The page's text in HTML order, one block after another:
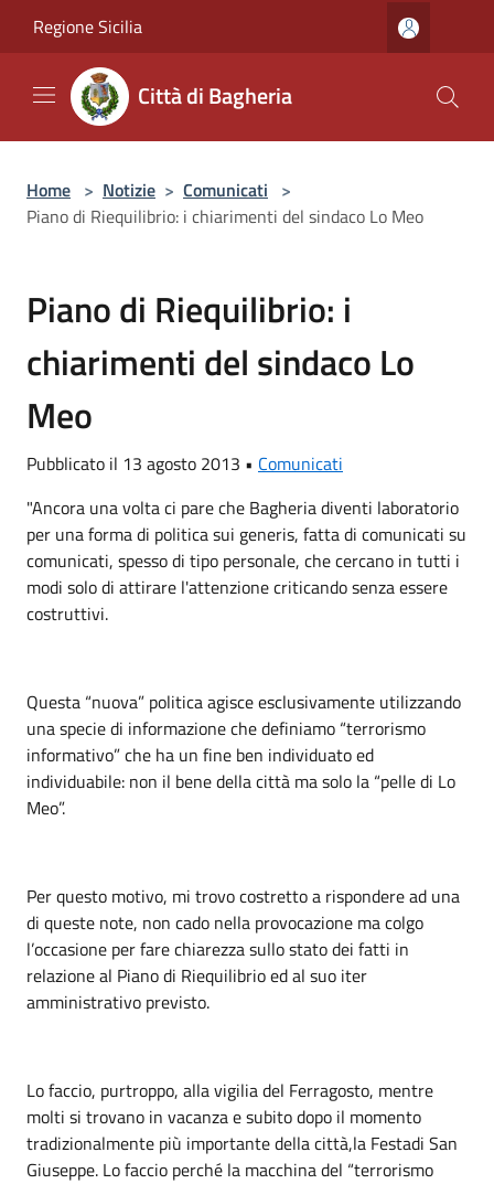
Regione Sicilia
Città di Bagheria
Home > Notizie > Comunicati >
Piano di Riequilibrio: i chiarimenti del sindaco Lo Meo
Piano di Riequilibrio: i
chiarimenti del sindaco Lo
Meo
Pubblicato il 13 agosto 2013 • Comunicati
"Ancora una volta ci pare che Bagheria diventi laboratorio
per una forma di politica sui generis, fatta di comunicati su
comunicati, spesso di tipo personale, che cercano in tutti i
modi solo di attirare l'attenzione criticando senza essere
costruttivi.
Questa “nuova” politica agisce esclusivamente utilizzando
una specie di informazione che definiamo “terrorismo
informativo” che ha un fine ben individuato ed
individuabile: non il bene della città ma solo la “pelle di Lo
Meo”.
Per questo motivo, mi trovo costretto a rispondere ad una
di queste note, non cado nella provocazione ma colgo
l’occasione per fare chiarezza sullo stato dei fatti in
relazione al Piano di Riequilibrio ed al suo iter
amministrativo previsto.
Lo faccio, purtroppo, alla vigilia del Ferragosto, mentre
molti si trovano in vacanza e subito dopo il momento
tradizionalmente più importante della città,la Festadi San
Giuseppe. Lo faccio perché la macchina del “terrorismo